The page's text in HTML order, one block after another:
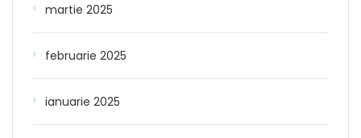
martie 2025
februarie 2025
ianuarie 2025